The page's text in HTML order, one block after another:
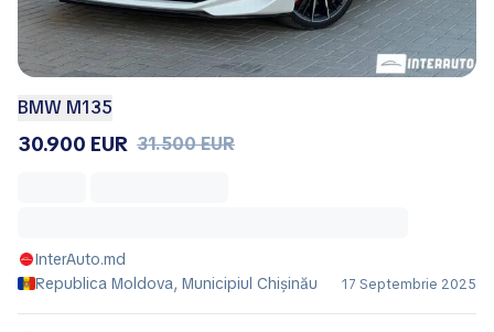
BMW M135
30.900 EUR 31.500 EUR
InterAuto.md
Republica Moldova, Municipiul Chișinău
17 Septembrie 2025